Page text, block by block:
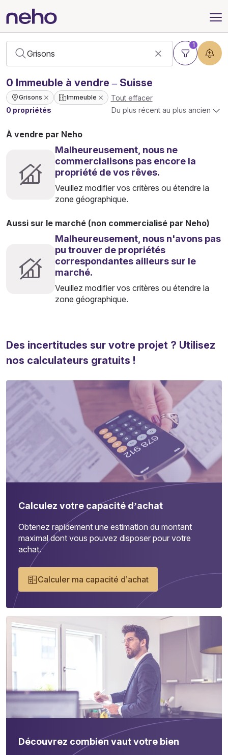
1
0 Immeuble à vendre – Suisse
Grisons Immeuble
Tout effacer
0 propriétés
Du plus récent au plus ancien
À vendre par Neho
Malheureusement, nous ne
commercialisons pas encore la
propriété de vos rêves.
Veuillez modifier vos critères ou étendre la
zone géographique.
Aussi sur le marché (non commercialisé par Neho)
Malheureusement, nous n'avons pas
pu trouver de propriétés
correspondantes ailleurs sur le
marché.
Veuillez modifier vos critères ou étendre la
zone géographique.
Des incertitudes sur votre projet ? Utilisez
nos calculateurs gratuits !
Calculez votre capacité d’achat
Obtenez rapidement une estimation du montant
maximal dont vous pouvez disposer pour votre
achat.
Calculer ma capacité d’achat
Découvrez combien vaut votre bien